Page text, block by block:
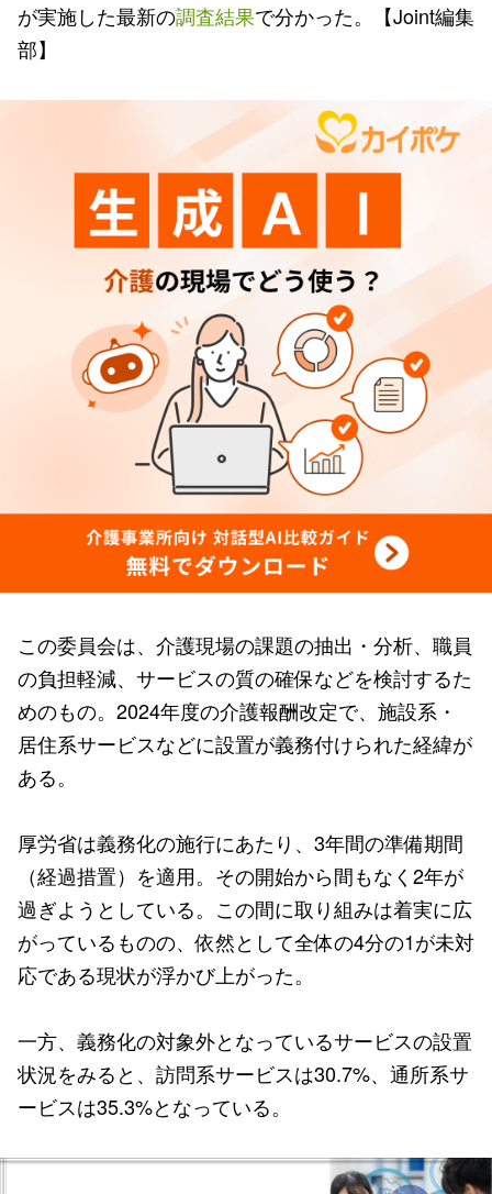
が実施した最新の調査結果で分かった。【Joint編集
部】
この委員会は、介護現場の課題の抽出・分析、職員
の負担軽減、サービスの質の確保などを検討するた
めのもの。2024年度の介護報酬改定で、施設系・
居住系サービスなどに設置が義務付けられた経緯が
ある。
厚労省は義務化の施行にあたり、3年間の準備期間
（経過措置）を適用。その開始から間もなく2年が
過ぎようとしている。この間に取り組みは着実に広
がっているものの、依然として全体の4分の1が未対
応である現状が浮かび上がった。
一方、義務化の対象外となっているサービスの設置
状況をみると、訪問系サービスは30.7%、通所系サ
ービスは35.3%となっている。